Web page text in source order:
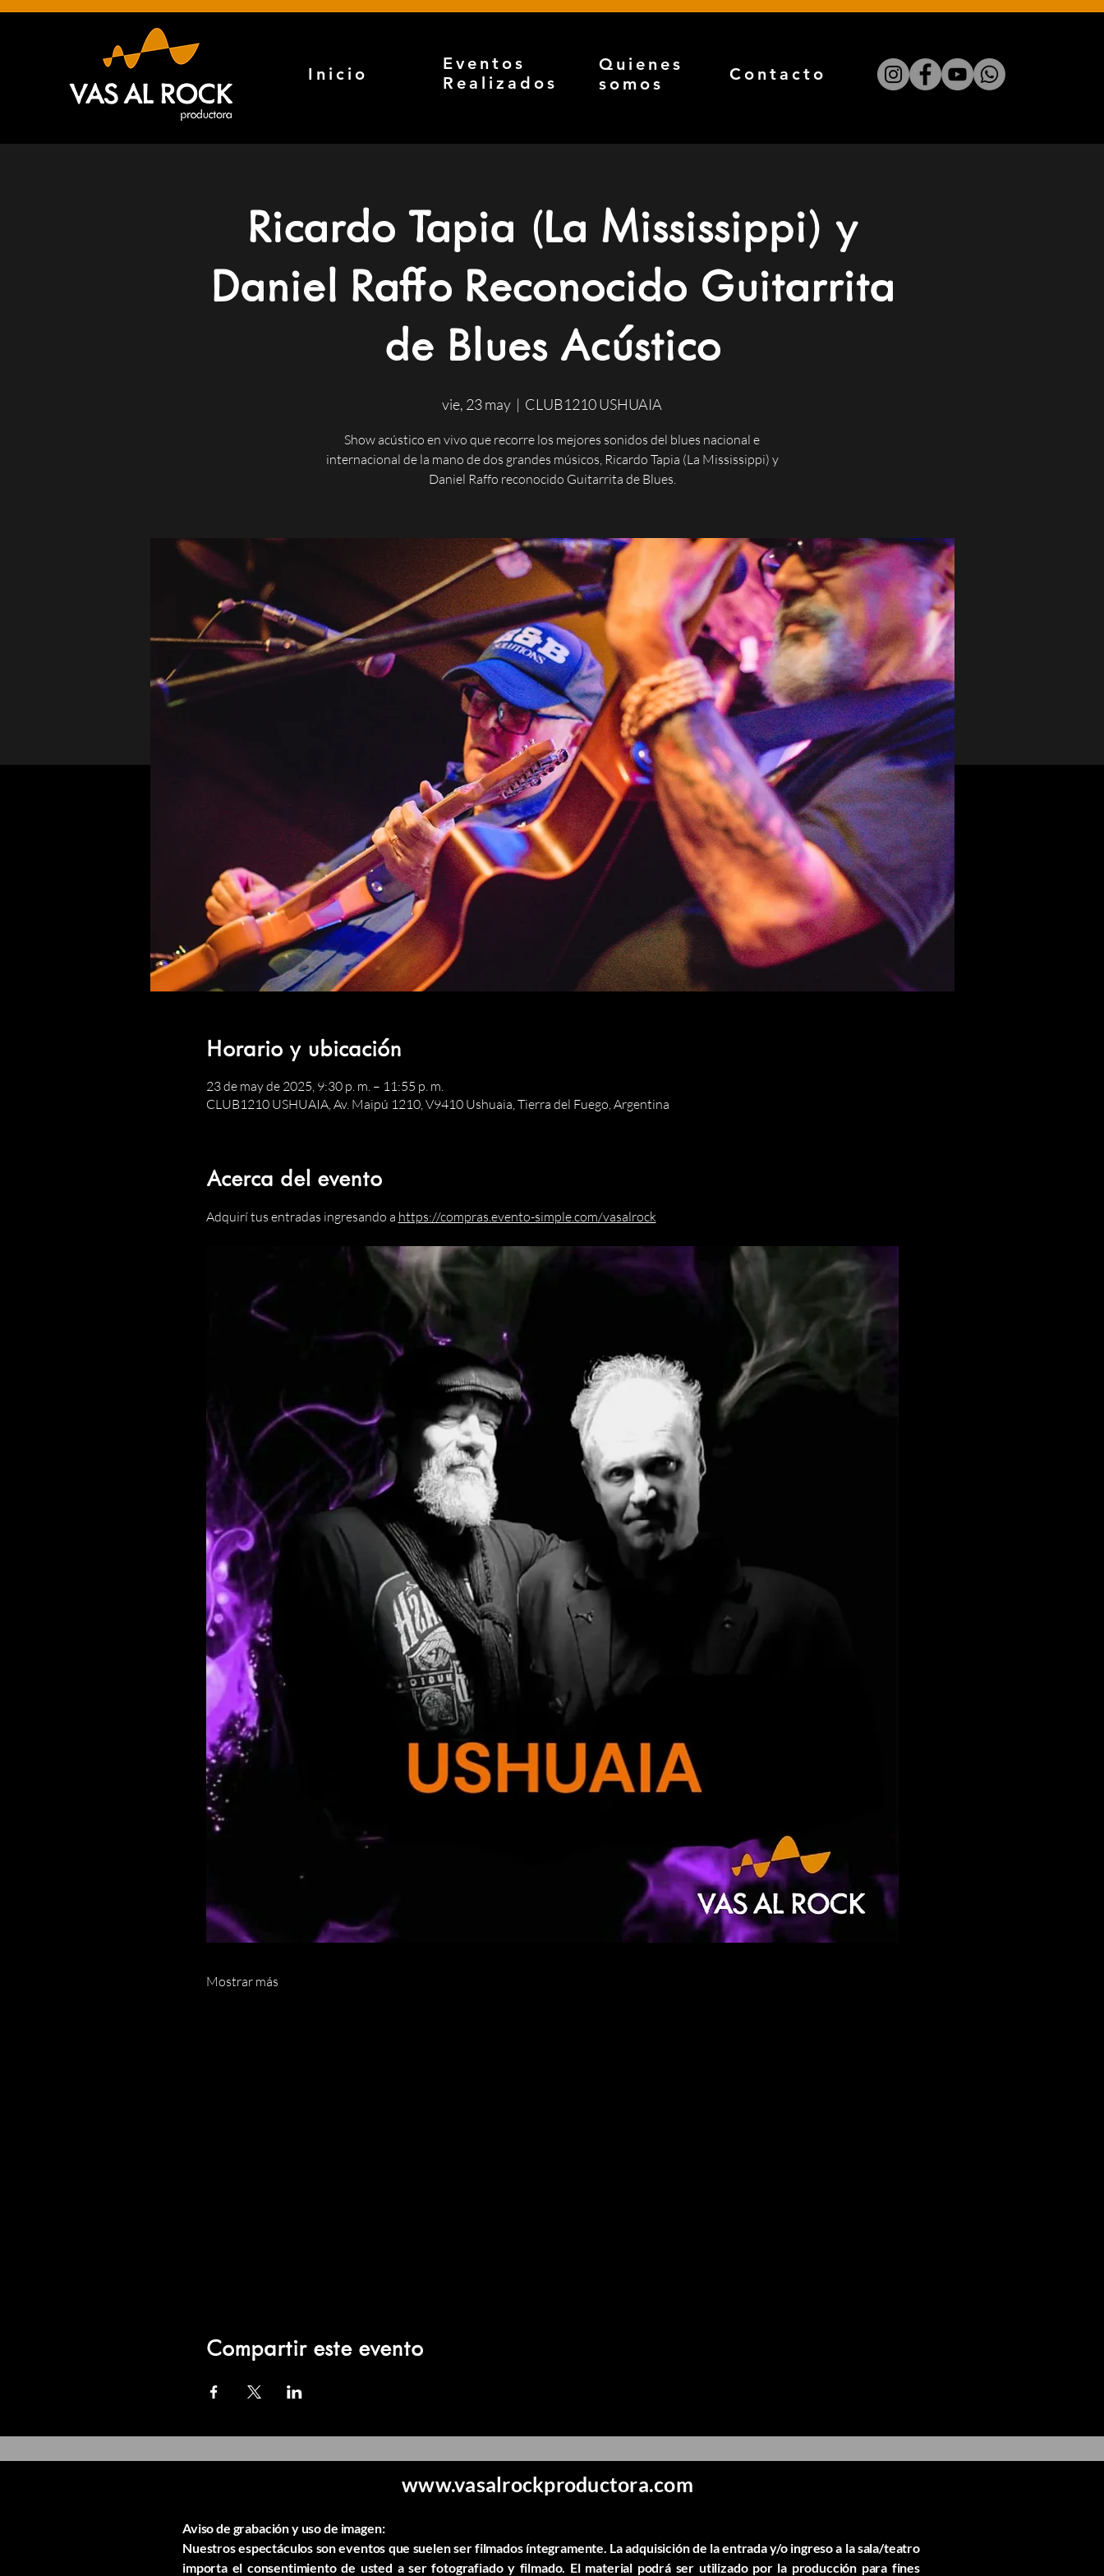
Inicio Contacto
Quienes
somos
Eventos
Realizados
Ricardo Tapia (La Mississippi) y
Daniel Raffo Reconocido Guitarrita
de Blues Acústico
vie, 23 may
  |
CLUB1210 USHUAIA
Show acústico en vivo que recorre los mejores sonidos del blues nacional e
internacional de la mano de dos grandes músicos, Ricardo Tapia (La Mississippi) y
Daniel Raffo reconocido Guitarrita de Blues.
Horario y ubicación
23 de may de 2025, 9:30 p. m. – 11:55 p. m.
CLUB1210 USHUAIA, Av. Maipú 1210, V9410 Ushuaia, Tierra del Fuego, Argentina
Acerca del evento
Adquirí tus entradas ingresando a https://compras.evento-simple.com/vasalrock
Mostrar más
Compartir este evento
www.vasalrockproductora.com
Aviso de grabación y uso de imagen:
Nuestros espectáculos son eventos que suelen ser filmados íntegramente. La adquisición de la entrada y/o ingreso a la sala/teatro
importa el consentimiento de usted a ser fotografiado y filmado. El material podrá ser utilizado por la producción para fines